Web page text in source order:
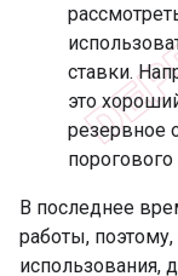
ставки.
это
резервное
порогового
В последнее
работы,
использования,